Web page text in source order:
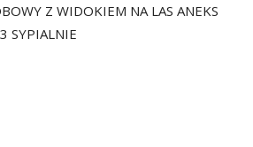
Z WIDOKIEM NA LAS ANEKS
SYPIALNIE